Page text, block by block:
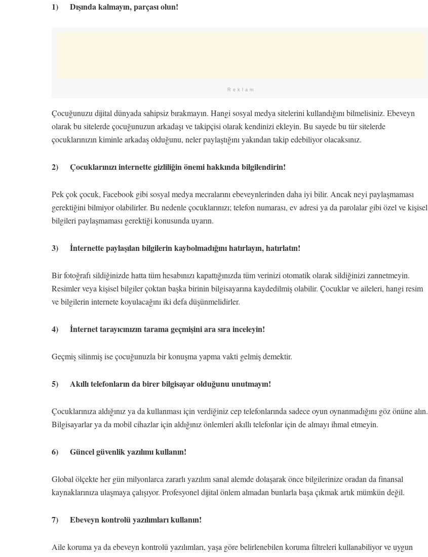
1) Dışında kalmayın, parçası olun!
Reklam
Çocuğunuzu dijital dünyada sahipsiz bırakmayın. Hangi sosyal medya sitelerini kullandığını bilmelisiniz. Ebeveyn
olarak bu sitelerde çocuğunuzun arkadaşı ve takipçisi olarak kendinizi ekleyin. Bu sayede bu tür sitelerde
çocuklarınızın kiminle arkadaş olduğunu, neler paylaştığını yakından takip edebiliyor olacaksınız.
2) Çocuklarınızı internette gizliliğin önemi hakkında bilgilendirin!
Pek çok çocuk, Facebook gibi sosyal medya mecralarını ebeveynlerinden daha iyi bilir. Ancak neyi paylaşmaması
gerektiğini bilmiyor olabilirler. Bu nedenle çocuklarınızı; telefon numarası, ev adresi ya da parolalar gibi özel ve kişisel
bilgileri paylaşmaması gerektiği konusunda uyarın.
3) İnternette paylaşılan bilgilerin kaybolmadığını hatırlayın, hatırlatın!
Bir fotoğrafı sildiğinizde hatta tüm hesabınızı kapattığınızda tüm verinizi otomatik olarak sildiğinizi zannetmeyin.
Resimler veya kişisel bilgiler çoktan başka birinin bilgisayarına kaydedilmiş olabilir. Çocuklar ve aileleri, hangi resim
ve bilgilerin internete koyulacağını iki defa düşünmelidirler.
4) İnternet tarayıcınızın tarama geçmişini ara sıra inceleyin!
Geçmiş silinmiş ise çocuğunuzla bir konuşma yapma vakti gelmiş demektir.
5) Akıllı telefonların da birer bilgisayar olduğunu unutmayın!
Çocuklarınıza aldığınız ya da kullanması için verdiğiniz cep telefonlarında sadece oyun oynanmadığını göz önüne alın.
Bilgisayarlar ya da mobil cihazlar için aldığınız önlemleri akıllı telefonlar için de almayı ihmal etmeyin.
6) Güncel güvenlik yazılımı kullanın!
Global ölçekte her gün milyonlarca zararlı yazılım sanal alemde dolaşarak önce bilgilerinize oradan da finansal
kaynaklarınıza ulaşmaya çalışıyor. Profesyonel dijital önlem almadan bunlarla başa çıkmak artık mümkün değil.
7) Ebeveyn kontrolü yazılımları kullanın!
Aile koruma ya da ebeveyn kontrolü yazılımları, yaşa göre belirlenebilen koruma filtreleri kullanabiliyor ve uygun